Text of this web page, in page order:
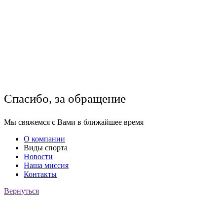
Спасибо, за обращение
Мы свяжемся с Вами в ближайшее время
О компании
Виды спорта
Новости
Наша миссия
Контакты
Вернуться